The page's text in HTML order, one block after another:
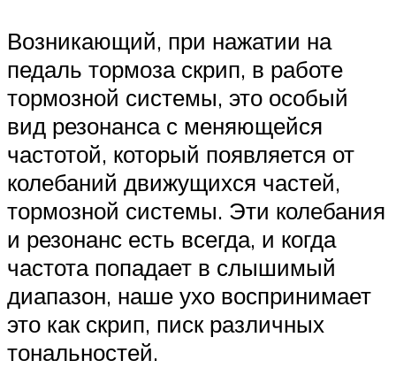
Возникающий, при нажатии на
педаль тормоза скрип, в работе
тормозной системы, это особый
вид резонанса с меняющейся
частотой, который появляется от
колебаний движущихся частей,
тормозной системы. Эти колебания
и резонанс есть всегда, и когда
частота попадает в слышимый
диапазон, наше ухо воспринимает
это как скрип, писк различных
тональностей.